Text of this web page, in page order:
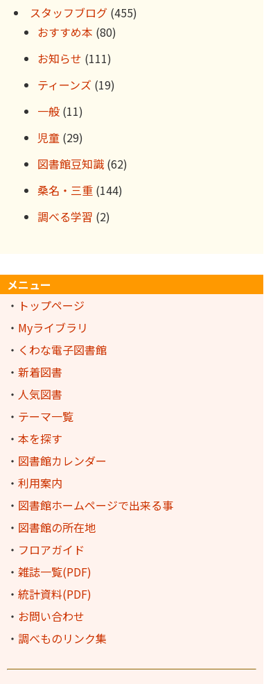
スタッフブログ (455)
おすすめ本 (80)
お知らせ (111)
ティーンズ (19)
一般 (11)
児童 (29)
図書館豆知識 (62)
桑名・三重 (144)
調べる学習 (2)
メニュー
・ トップページ
・ Myライブラリ
・ くわな電子図書館
・ 新着図書
・ 人気図書
・ テーマ一覧
・ 本を探す
・ 図書館カレンダー
・ 利用案内
・ 図書館ホームページで出来る事
・ 図書館の所在地
・ フロアガイド
・ 雑誌一覧(PDF)
・ 統計資料(PDF)
・ お問い合わせ
・ 調べものリンク集